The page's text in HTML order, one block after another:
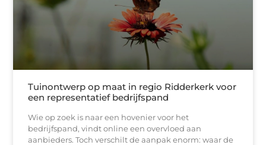
Tuinontwerp op maat in regio Ridderkerk voor
een representatief bedrijfspand
Wie op zoek is naar een hovenier voor het
bedrijfspand, vindt online een overvloed aan
aanbieders. Toch verschilt de aanpak enorm: waar de